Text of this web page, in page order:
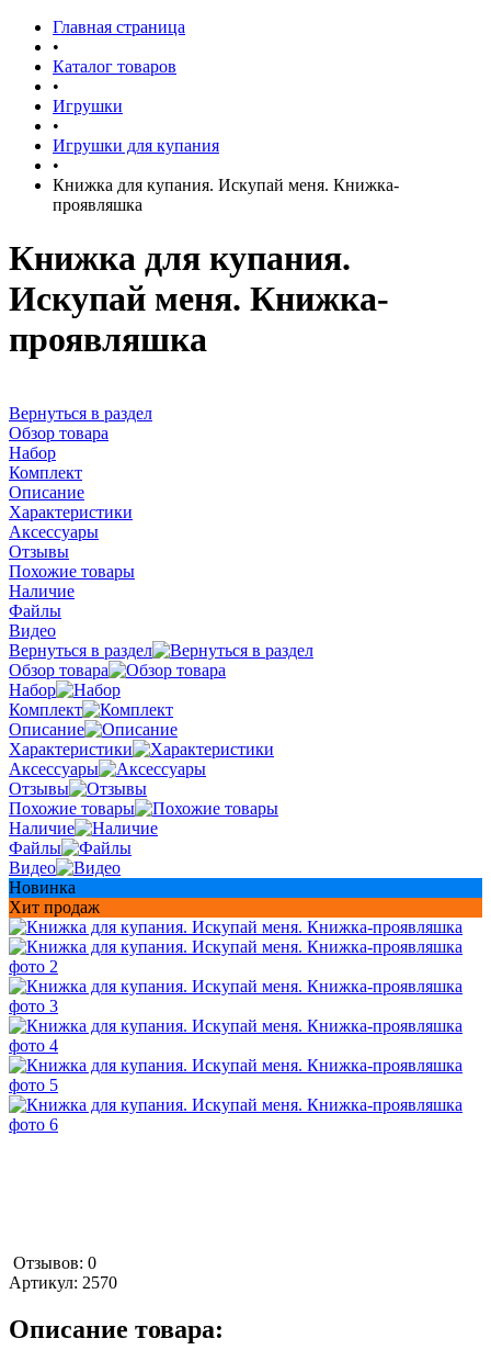
Главная страница
•
Каталог товаров
•
Игрушки
•
Игрушки для купания
•
Книжка для купания. Искупай меня. Книжка-
проявляшка
Книжка для купания.
Искупай меня. Книжка-
проявляшка
Вернуться в раздел
Обзор товара
Набор
Комплект
Описание
Характеристики
Аксессуары
Отзывы
Похожие товары
Наличие
Файлы
Видео
Вернуться в раздел
Обзор товара
Набор
Комплект
Описание
Характеристики
Аксессуары
Отзывы
Похожие товары
Наличие
Файлы
Видео
Новинка
Хит продаж
Отзывов: 0
Артикул: 2570
Описание товара: